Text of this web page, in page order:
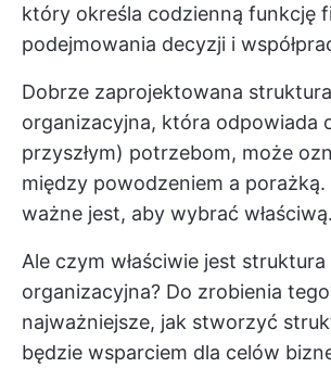
który określa codzienną funkcję
podejmowania decyzji i
Dobrze zaprojektowana struktura
organizacyjna, która odpowiada
przyszłym) potrzebom, może
między powodzeniem a
ważne jest, aby wybrać właściwą.
Ale czym właściwie jest struktura
organizacyjna? Do zrobienia
najważniejsze, jak stworzyć
będzie wsparciem dla celów